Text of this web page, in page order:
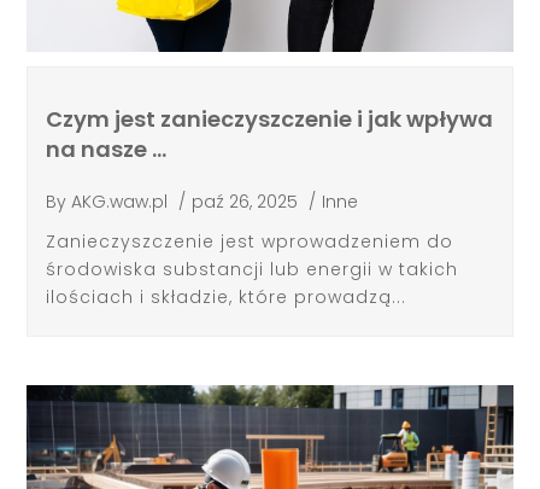
Czym jest zanieczyszczenie i jak wpływa
na nasze …
ByAKG.waw.pl / paź 26, 2025 / Inne
Zanieczyszczenie jest wprowadzeniem do
środowiska substancji lub energii w takich
ilościach i składzie, które prowadzą...